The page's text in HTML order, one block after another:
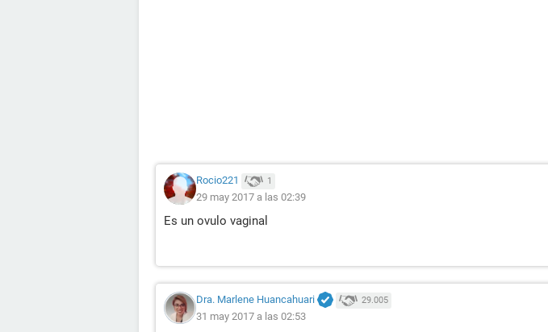
Rocio221 1
29 may 2017 a las 02:39
Es un ovulo vaginal
Dra. Marlene Huancahuari 29.005
31 may 2017 a las 02:53